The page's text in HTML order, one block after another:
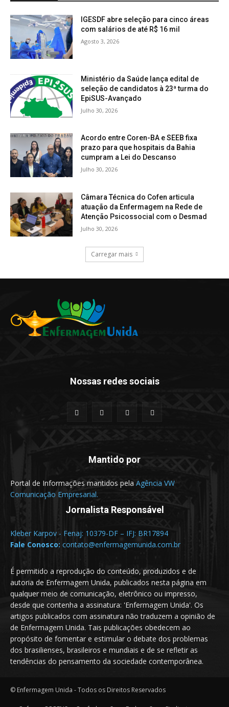
IGESDF abre seleção para cinco áreas
com salários de até R$ 16 mil
Agosto 3, 2026
Ministério da Saúde lança edital de
seleção de candidatos à 23ª turma do
EpiSUS-Avançado
Julho 30, 2026
Acordo entre Coren-BA e SEEB fixa
prazo para que hospitais da Bahia
cumpram a Lei do Descanso
Julho 30, 2026
Câmara Técnica do Cofen articula
atuação da Enfermagem na Rede de
Atenção Psicossocial com o Desmad
Julho 30, 2026
Carregar mais
Nossas redes sociais
Mantido por
Portal de Informações mantidos pela Agência VW
Comunicação Empresarial.
Jornalista Responsável
Kleber Karpov - Fenaj: 10379-DF – IFJ: BR17894
Fale Conosco: contato@enfermagemunida.com.br
É permitido a reprodução do conteúdo, produzidos e de
autoria de Enfermagem Unida, publicados nesta página em
qualquer meio de comunicação, eletrônico ou impresso,
desde que contenha a assinatura: 'Enfermagem Unida'. Os
artigos publicados com assinatura não traduzem a opinião de
de Enfermagem Unida. Tais publicações obedecem ao
propósito de fomentar e estimular o debate dos problemas
dos brasilienses, brasileiros e mundiais e de se refletir as
tendências do pensamento da sociedade contemporânea.
© Enfermagem Unida - Todos os Direitos Reservados